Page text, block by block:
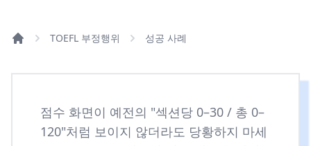
TOEFL 부정행위 성공 사례
점수 화면이 예전의 "섹션당 0–30 / 총 0–
120"처럼 보이지 않더라도 당황하지 마세